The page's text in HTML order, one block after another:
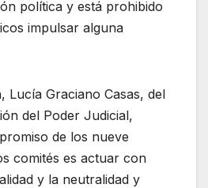
política y está prohibido
impulsar alguna
Lucía Graciano Casas, del
del Poder Judicial,
de los nueve
comités es actuar con
y la neutralidad y